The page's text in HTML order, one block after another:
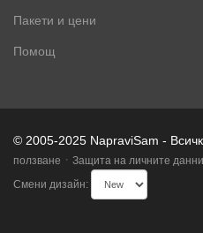
Пакети и цени
Помощ
© 2005-2025 NapraviSam -
ползване · Защита на личните данни
Смени дизайн: